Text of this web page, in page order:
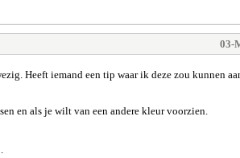
03-
Heeft iemand een tip waar ik deze zou kunnen
en als je wilt van een andere kleur voorzien.